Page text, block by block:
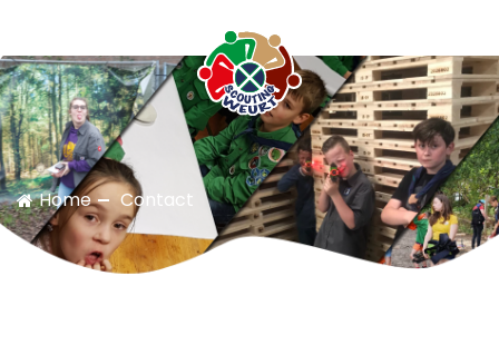
Scouting Weurt
Home Contact